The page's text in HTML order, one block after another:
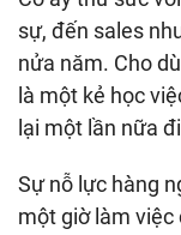
sự, đến sales
nửa năm. Cho
là một kẻ học
lại một lần nữa
Sự nỗ lực hàng
một giờ làm việc